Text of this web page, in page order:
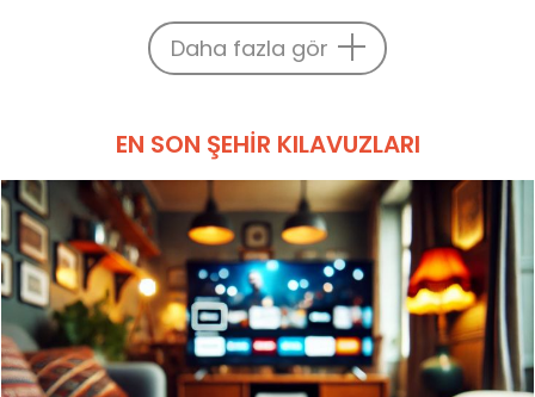
Daha fazla gör
EN SON ŞEHIR KILAVUZLARI